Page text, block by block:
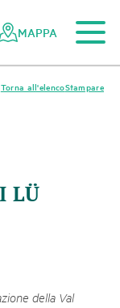
MAPPA
Stampare
Torna all'elenco
LÜ
della Val